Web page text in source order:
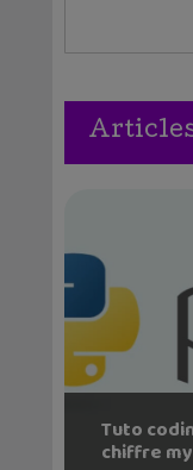
Tuto
chiffre